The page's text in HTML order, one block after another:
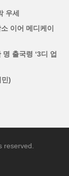
우세
이어 메디케이
출국령 ‘3디 업
)
reserved.